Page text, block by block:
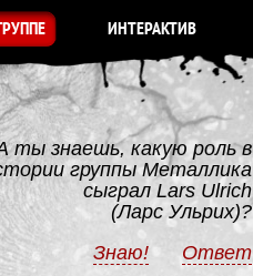
ИНТЕРАКТИВ
ты знаешь, какую роль в
группы Металлика
сыграл Lars Ulrich
(Ларс Ульрих)?
Знаю!
Ответ